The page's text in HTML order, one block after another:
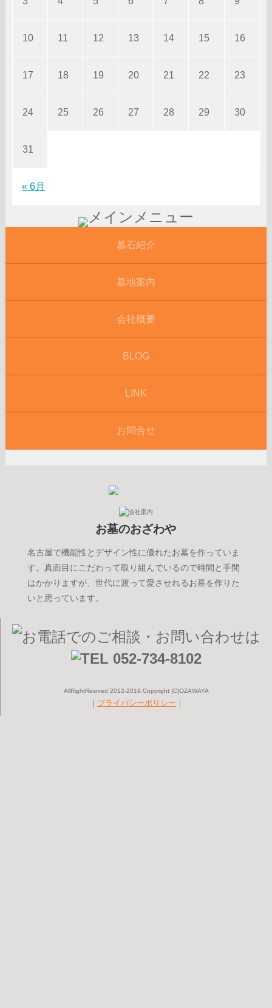
« 6月
10 11 12 13 14 15 16
17 18 19 20 21 22 23
24 25 26 27 28 29 30
31
墓石紹介
墓地案内
会社概要
BLOG
LINK
お問合せ
お墓のおざわや
名古屋で機能性とデザイン性に優れたお墓を作っていま
す。真面目にこだわって取り組んでいるので時間と手間
はかかりますが、世代に渡って愛させれるお墓を作りた
いと思っています。
AllRightResrved 2012-2019.Copyright (C)OZAWAYA
｜ プライバシーポリシー ｜